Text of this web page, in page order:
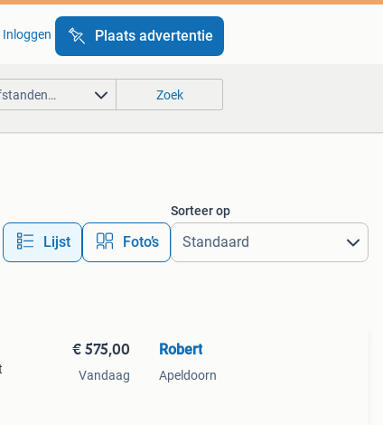
Inloggen Plaats advertentie
Zoek
Lijst Foto’s
Sorteer op
€ 575,00
Vandaag
Robert
Apeldoorn